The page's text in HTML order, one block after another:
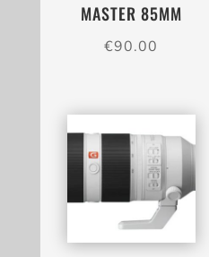
MASTER 85MM
€90.00